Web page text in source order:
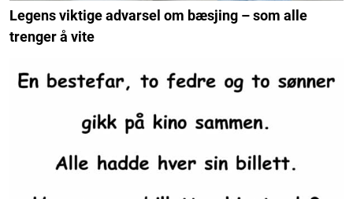
Legens viktige advarsel om bæsjing – som alle
trenger å vite